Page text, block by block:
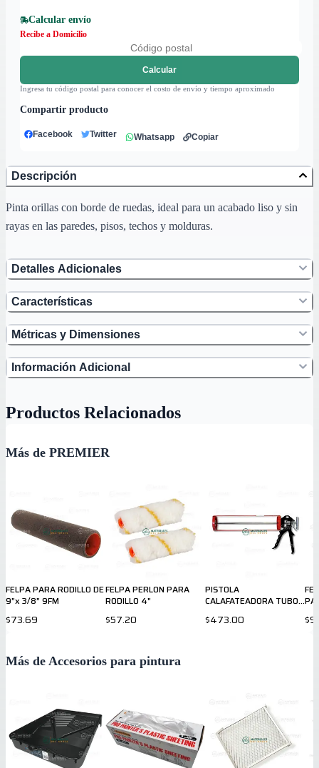
Calcular envío
Recibe a Domicilio
Calcular
Ingresa tu código postal para conocer el costo de envío y tiempo aproximado
Compartir producto
Facebook Twitter Whatsapp Copiar
Descripción
Pinta orillas con borde de ruedas, ideal para un acabado liso y sin
rayas en las paredes, pisos, techos y molduras.
Detalles Adicionales
Características
Métricas y Dimensiones
Información Adicional
Productos Relacionados
Más de PREMIER
FELPA PARA RODILLO DE
9”x 3/8” 9FM
$73.69
FELPA PERLON PARA
RODILLO 4"
$57.20
PISTOLA
CALAFATEADORA TUBO
$473.00
Más de Accesorios para pintura